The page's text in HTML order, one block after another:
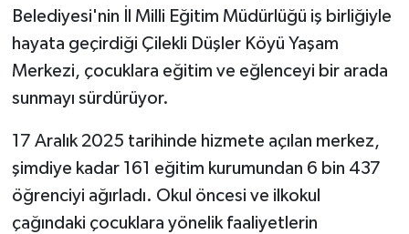
Belediyesi'nin İl Milli Eğitim Müdürlüğü iş birliğiyle
hayata geçirdiği Çilekli Düşler Köyü Yaşam
Merkezi, çocuklara eğitim ve eğlenceyi bir arada
sunmayı sürdürüyor.
17 Aralık 2025 tarihinde hizmete açılan merkez,
şimdiye kadar 161 eğitim kurumundan 6 bin 437
öğrenciyi ağırladı. Okul öncesi ve ilkokul
çağındaki çocuklara yönelik faaliyetlerin